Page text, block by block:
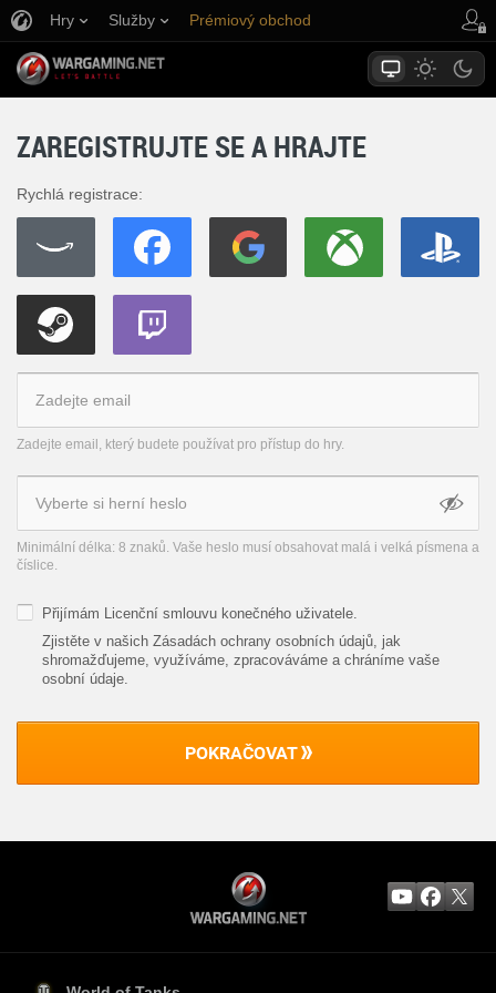
Hry Služby Prémiový obchod
ZAREGISTRUJTE SE A HRAJTE
Rychlá registrace:
Zadejte email, který budete používat pro přístup do hry.
Minimální délka: 8 znaků. Vaše heslo musí obsahovat malá i velká písmena a
číslice.
Přijímám Licenční smlouvu konečného uživatele.
Zjistěte v našich Zásadách ochrany osobních údajů, jak
shromažďujeme, využíváme, zpracováváme a chráníme vaše
osobní údaje.
POKRAČOVAT